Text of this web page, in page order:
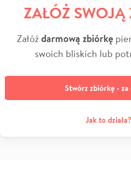
ZAŁÓŻ
Załóżdarmową zbiórkę
swoich bliskich lub
Stwórz zbiórkę - za
Jak to działa?